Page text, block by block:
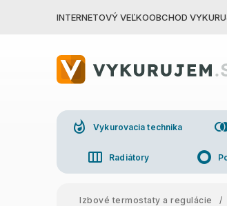
INTERNETOVÝ VEĽKOOBCHOD
whatshot Vykurovacia technika
view_week Radiátory trip_origin
Izbové termostaty a regulácie
/